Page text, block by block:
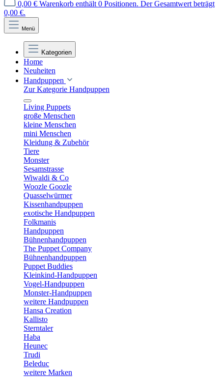
0,00 € Warenkorb enthält 0 Positionen. Der Gesamtwert beträgt
0,00 €.
Menü
Kategorien
Home
Neuheiten
Handpuppen
Zur Kategorie Handpuppen
Living Puppets
große Menschen
kleine Menschen
mini Menschen
Kleidung & Zubehör
Tiere
Monster
Sesamstrasse
Wiwaldi & Co
Woozle Goozle
Quasselwürmer
Kissenhandpuppen
exotische Handpuppen
Folkmanis
Handpuppen
Bühnenhandpuppen
The Puppet Company
Bühnenhandpuppen
Puppet Buddies
Kleinkind-Handpuppen
Vogel-Handpuppen
Monster-Handpuppen
weitere Handpuppen
Hansa Creation
Kallisto
Sterntaler
Haba
Heunec
Trudi
Beleduc
weitere Marken